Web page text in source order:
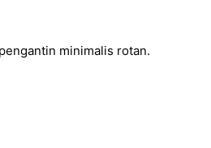
minimalis rotan.